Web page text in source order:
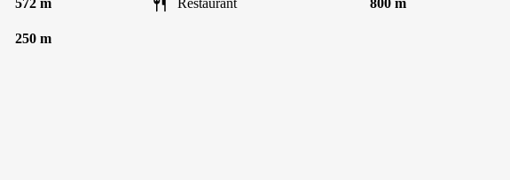
572 m Restaurant 800 m
250 m